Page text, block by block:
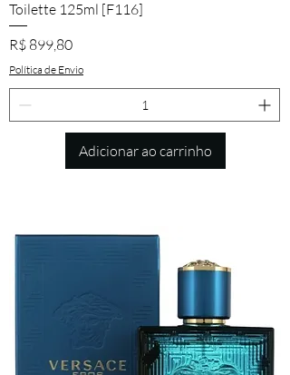
Toilette 125ml [F116]
Preço
R$ 899,80
Política de Envio
Adicionar ao carrinho